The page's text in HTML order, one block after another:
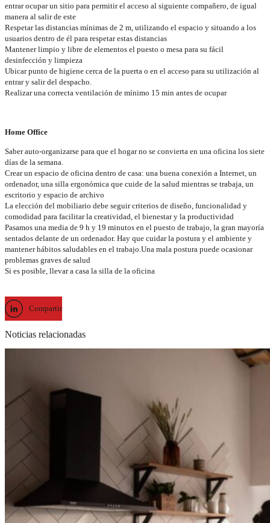
entrar ocupar un sitio para permitir el acceso al siguiente compañero, de igual
manera al salir de este
Respetar las distancias mínimas de 2 m, utilizando el espacio y situando a los
usuarios dentro de él para respetar estas distancias
Mantener limpio y libre de elementos el puesto o mesa para su fácil
desinfección y limpieza
Ubicar punto de higiene cerca de la puerta o en el acceso para su utilización al
entrar y salir del despacho.
Realizar una correcta ventilación de mínimo 15 min antes de ocupar
Home Office
Saber auto-organizarse para que el hogar no se convierta en una oficina los siete
días de la semana.
Crear un espacio de oficina dentro de casa: una buena conexión a Internet, un
ordenador, una silla ergonómica que cuide de la salud mientras se trabaja, un
escritorio y espacio de archivo
La elección del mobiliario debe seguir criterios de diseño, funcionalidad y
comodidad para facilitar la creatividad, el bienestar y la productividad
Pasamos una media de 9 h y 19 minutos en el puesto de trabajo, la gran mayoría
sentados delante de un ordenador. Hay que cuidar la postura y el ambiente y
mantener hábitos saludables en el trabajo.Una mala postura puede ocasionar
problemas graves de salud
Si es posible, llevar a casa la silla de la oficina
Compartir
Noticias relacionadas